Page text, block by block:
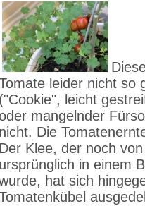
leider nicht so
("Cookie", leicht
mangelnder
nicht. Die
Der Klee, der noch
ursprünglich in einem
hat sich